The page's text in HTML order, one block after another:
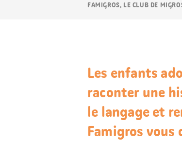
FAMIGROS, LE CLUB DE
Les enfants
raconter une
le langage et
Famigros vous